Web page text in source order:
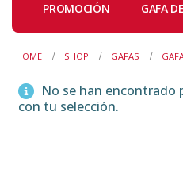
PROMOCIÓN GAFA
HOME SHOP GAFAS
No se han encontrado
con tu selección.